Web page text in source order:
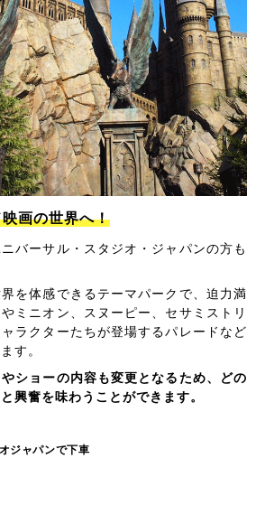
画の世界へ！
バーサル・スタジオ・ジャパンの方も
を体感できるテーマパークで、迫力満
ミニオン、スヌーピー、セサミストリ
ラクターたちが登場するパレードなど
す。
ショーの内容も変更となるため、どの
興奮を味わうことができます。
ジャパンで下車